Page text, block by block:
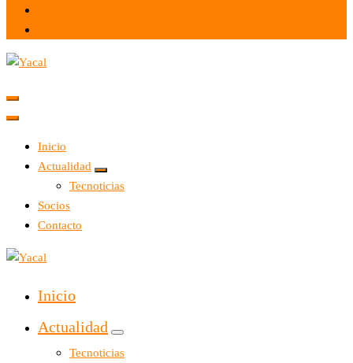
Yacal micro hosting
Inicio
Actualidad
Tecnoticias
Socios
Contacto
Yacal micro hosting
Inicio
Actualidad
Tecnoticias